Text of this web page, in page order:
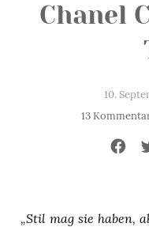
Chanel
10.
13
„Stil mag sie haben,